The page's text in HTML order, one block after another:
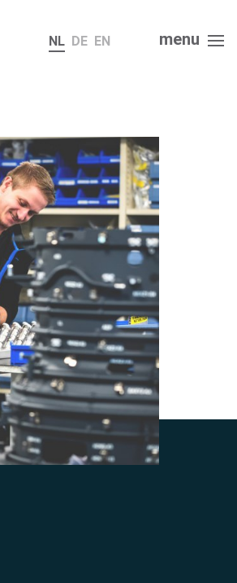
NL DE EN menu